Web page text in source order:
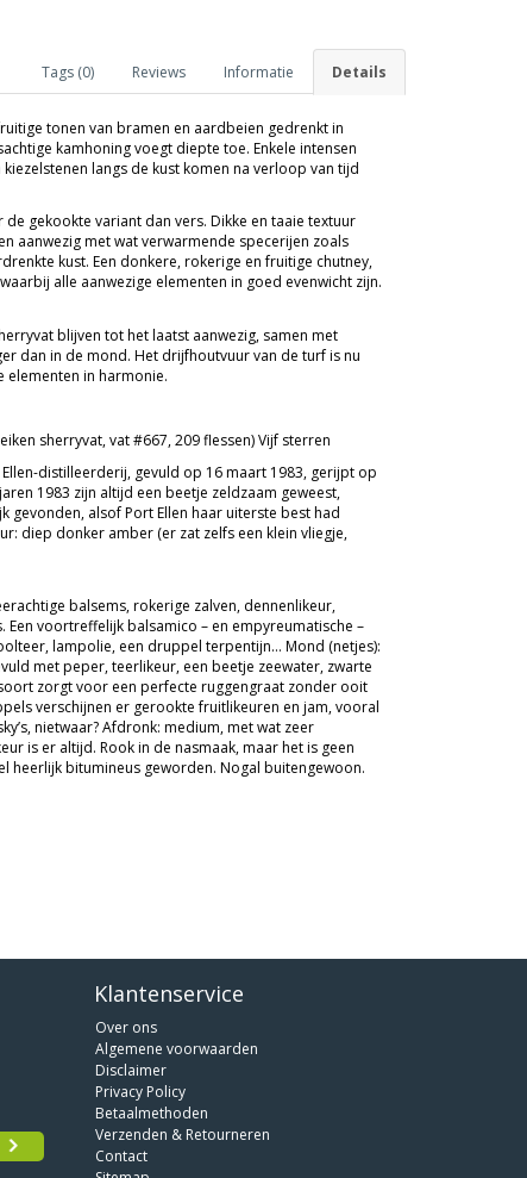
Details
Informatie
Reviews
Tags (0)
tonen van bramen en aardbeien gedrenkt in
kamhoning voegt diepte toe. Enkele intensen
langs de kust komen na verloop van tijd
gekookte variant dan vers. Dikke en taaie textuur
aanwezig met wat verwarmende specerijen zoals
kust. Een donkere, rokerige en fruitige chutney,
alle aanwezige elementen in goed evenwicht zijn.
blijven tot het laatst aanwezig, samen met
dan in de mond. Het drijfhoutvuur van de turf is nu
elementen in harmonie.
sherryvat, vat #667, 209 flessen) Vijf sterren
distilleerderij, gevuld op 16 maart 1983, gerijpt op
1983 zijn altijd een beetje zeldzaam geweest,
alsof Port Ellen haar uiterste best had
diep donker amber (er zat zelfs een klein vliegje,
balsems, rokerige zalven, dennenlikeur,
voortreffelijk balsamico – en empyreumatische –
lampolie, een druppel terpentijn… Mond (netjes):
met peper, teerlikeur, een beetje zeewater, zwarte
zorgt voor een perfecte ruggengraat zonder ooit
verschijnen er gerookte fruitlikeuren en jam, vooral
nietwaar? Afdronk: medium, met wat zeer
is er altijd. Rook in de nasmaak, maar het is geen
heerlijk bitumineus geworden. Nogal buitengewoon.
Klantenservice
Over ons
Algemene voorwaarden
Disclaimer
Privacy Policy
Betaalmethoden
Verzenden & Retourneren
Contact